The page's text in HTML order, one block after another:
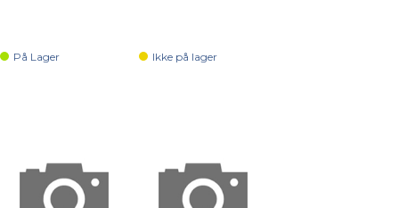
På Lager Ikke på lager